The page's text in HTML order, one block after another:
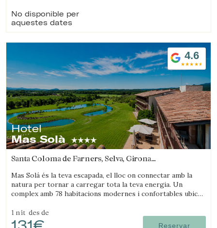
No disponible per
aquestes dates
4.6
Hotel
Mas Solà
Santa Coloma de Farners, Selva, Girona
Mas Solá és la teva escapada, el lloc on connectar amb la
natura per tornar a carregar tota la teva energia. Un
complex amb 78 habitacions modernes i confortables ubicat
1 nit des de
Reservar